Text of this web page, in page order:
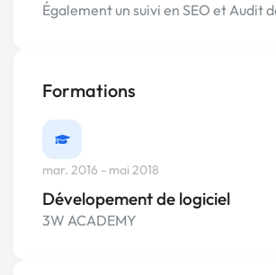
Également un suivi en SEO et Audit
Formations
mar. 2016 - mai 2018
Dévelopement de logiciel
3W ACADEMY